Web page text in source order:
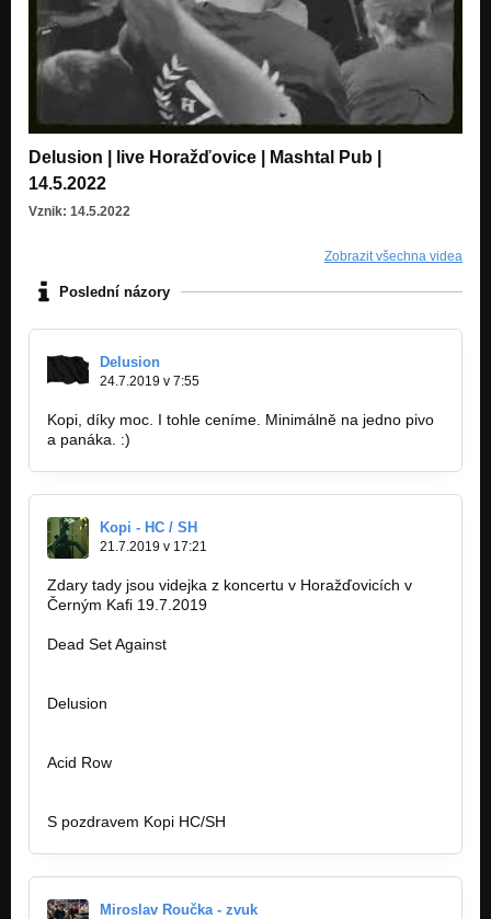
Delusion | live Horažďovice | Mashtal Pub |
14.5.2022
Vznik: 14.5.2022
Zobrazit všechna videa
Poslední názory
Delusion
24.7.2019 v 7:55
Kopi, díky moc. I tohle ceníme. Minimálně na jedno pivo
a panáka. :)
Kopi - HC / SH
21.7.2019 v 17:21
Zdary tady jsou videjka z koncertu v Horažďovicích v
Černým Kafi 19.7.2019
Dead Set Against
Delusion
Acid Row
S pozdravem Kopi HC/SH
Miroslav Roučka - zvuk